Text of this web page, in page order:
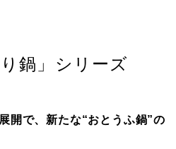
鍋」シリーズ
開で、新たな“おとうふ鍋”の